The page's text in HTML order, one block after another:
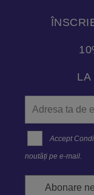
LA
Accept
noutăți pe e-mail.
Abonare